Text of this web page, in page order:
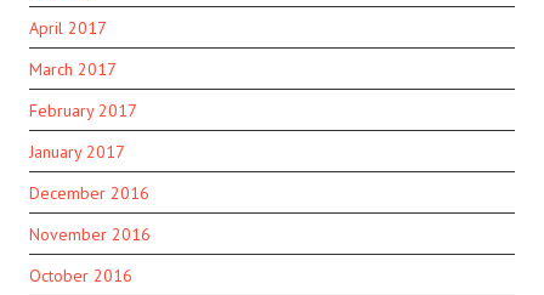
April 2017
March 2017
February 2017
January 2017
December 2016
November 2016
October 2016